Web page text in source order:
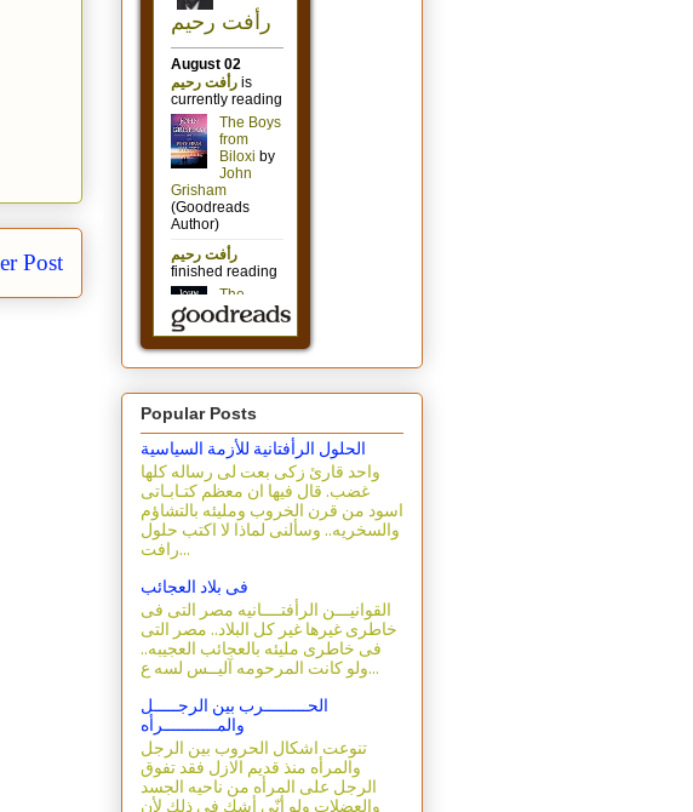
Post
Popular Posts
الحلول الرأفتانية للأزمة السياسية
واحد قارئ زكى بعت لى رساله كلها
غضب. قال فيها ان معظم كتـابـاتى
اسود من قرن الخروب ومليئه بالتشاؤم
والسخريه.. وسألنى لماذا لا اكتب حلول
رافت...
فى بلاد العجائب
القوانيـــن الرأفتــــانيه مصر التى فى
خاطرى غيرها غير كل البلاد.. مصر التى
فى خاطرى مليئه بالعجائب العجيبه..
ولو كانت المرحومه آليــس لسه ع...
الحـــــــــرب بين الرجـــــل
والمـــــــــــرأه
تنوعت اشكال الحروب بين الرجل
والمرأه منذ قديم الازل فقد تفوق
الرجل على المرأه من ناحيه الجسد
والعضلات ولو أنّى أشك فى ذلك لأن